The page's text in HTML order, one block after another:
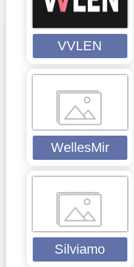
VVLEN
WellesMir
Silviamo